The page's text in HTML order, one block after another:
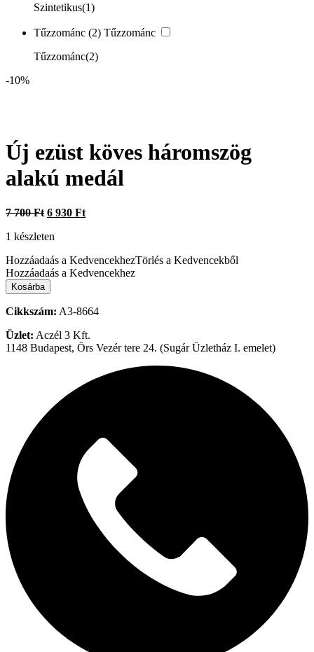
Szintetikus(1)
Tűzzománc (2) Tűzzománc
Tűzzománc(2)
-10%
Új ezüst köves háromszög
alakú medál
7 700Ft Original
was:
700 Ft.
6 930 FtCurrent
930 Ft.
1 készleten
Hozzáadaás a KedvencekhezTörlés a Kedvencekből
Hozzáadaás a Kedvencekhez
Új
ezüst
köves
alakú
medál
Kosárba
Cikkszám: A3-8664
Üzlet: Aczél 3 Kft.
1148 Budapest, Örs Vezér tere 24. (Sugár Üzletház I. emelet)